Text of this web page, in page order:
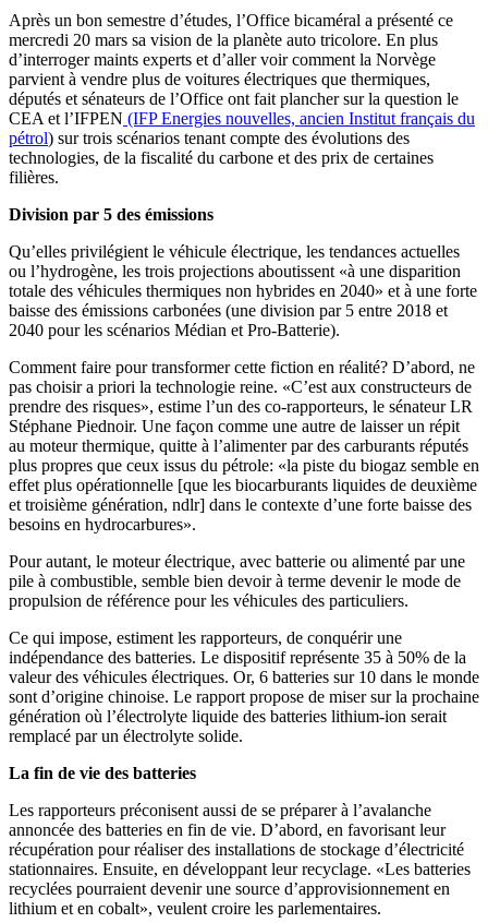
Après un bon semestre d’études, l’Office bicaméral a présenté ce
mercredi 20 mars sa vision de la planète auto tricolore. En plus
d’interroger maints experts et d’aller voir comment la Norvège
parvient à vendre plus de voitures électriques que thermiques,
députés et sénateurs de l’Office ont fait plancher sur la question le
CEA et l’IFPEN (IFP Energies nouvelles, ancien Institut français du
pétrol) sur trois scénarios tenant compte des évolutions des
technologies, de la fiscalité du carbone et des prix de certaines
filières.
Division par 5 des émissions
Qu’elles privilégient le véhicule électrique, les tendances actuelles
ou l’hydrogène, les trois projections aboutissent «à une disparition
totale des véhicules thermiques non hybrides en 2040» et à une forte
baisse des émissions carbonées (une division par 5 entre 2018 et
2040 pour les scénarios Médian et Pro-Batterie).
Comment faire pour transformer cette fiction en réalité? D’abord, ne
pas choisir a priori la technologie reine. «C’est aux constructeurs de
prendre des risques», estime l’un des co-rapporteurs, le sénateur LR
Stéphane Piednoir. Une façon comme une autre de laisser un répit
au moteur thermique, quitte à l’alimenter par des carburants réputés
plus propres que ceux issus du pétrole: «la piste du biogaz semble en
effet plus opérationnelle [que les biocarburants liquides de deuxième
et troisième génération, ndlr] dans le contexte d’une forte baisse des
besoins en hydrocarbures».
Pour autant, le moteur électrique, avec batterie ou alimenté par une
pile à combustible, semble bien devoir à terme devenir le mode de
propulsion de référence pour les véhicules des particuliers.
Ce qui impose, estiment les rapporteurs, de conquérir une
indépendance des batteries. Le dispositif représente 35 à 50% de la
valeur des véhicules électriques. Or, 6 batteries sur 10 dans le monde
sont d’origine chinoise. Le rapport propose de miser sur la prochaine
génération où l’électrolyte liquide des batteries lithium-ion serait
remplacé par un électrolyte solide.
La fin de vie des batteries
Les rapporteurs préconisent aussi de se préparer à l’avalanche
annoncée des batteries en fin de vie. D’abord, en favorisant leur
récupération pour réaliser des installations de stockage d’électricité
stationnaires. Ensuite, en développant leur recyclage. «Les batteries
recyclées pourraient devenir une source d’approvisionnement en
lithium et en cobalt», veulent croire les parlementaires.